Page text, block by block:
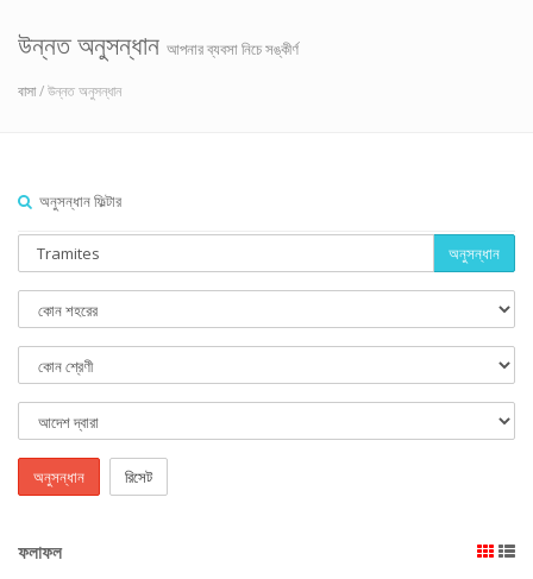
উন্নত অনুসন্ধান আপনার ব্যবসা নিচে সঙ্কীর্ণ
বাসা/ উন্নত অনুসন্ধান
অনুসন্ধান ফিল্টার
অনুসন্ধান
অনুসন্ধান রিসেট
ফলাফল